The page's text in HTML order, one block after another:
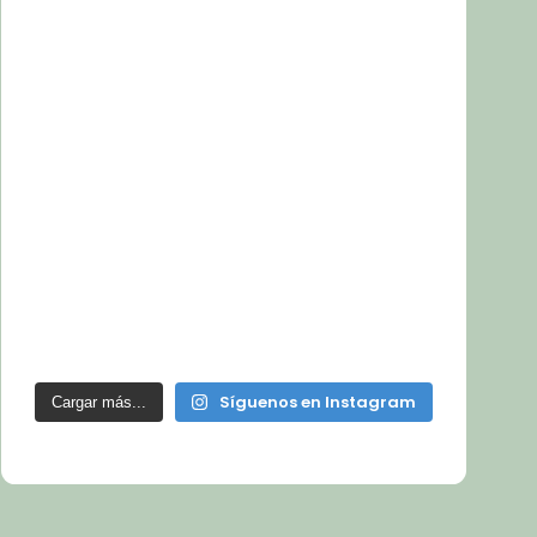
Cargar más... Síguenos en Instagram